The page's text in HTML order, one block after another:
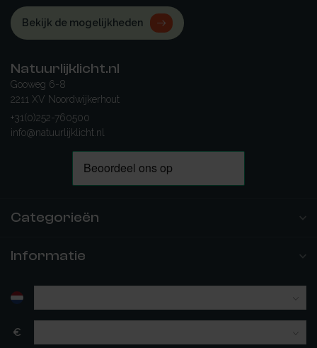
Bekijk de mogelijkheden
Natuurlijklicht.nl
Gooweg 6-8
2211 XV Noordwijkerhout
+31(0)252-760500
info@natuurlijklicht.nl
Categorieën
Informatie
€